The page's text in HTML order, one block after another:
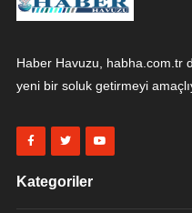
Haber Havuzu, habha.com.tr
yeni bir soluk getirmeyi
Kategoriler